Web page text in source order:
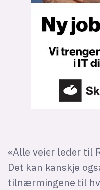
«Alle veier leder til
Det kan kanskje
tilnærmingene til